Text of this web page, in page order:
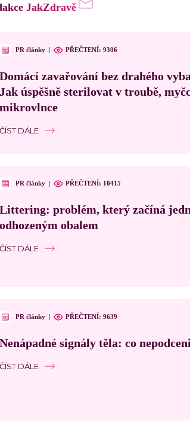
JakZdravě
PR články PŘEČTENÍ: 9306
Domácí zavařování bez drahého
Jak úspěšně sterilovat v troubě,
mikrovlnce
ČÍST DÁLE
PR články PŘEČTENÍ: 10415
Littering: problém, který začíná
odhozeným obalem
ČÍST DÁLE
PR články PŘEČTENÍ: 9639
Nenápadné signály těla: co
ČÍST DÁLE